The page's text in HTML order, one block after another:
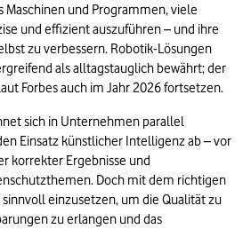
Maschinen und Programmen, viele
und effizient auszuführen – und ihre
zu verbessern. Robotik-Lösungen
als alltagstauglich bewährt; der
Forbes auch im Jahr 2026 fortsetzen.
sich in Unternehmen parallel
Einsatz künstlicher Intelligenz ab – vor
korrekter Ergebnisse und
Doch mit dem richtigen
sinnvoll einzusetzen, um die Qualität zu
zu erlangen und das